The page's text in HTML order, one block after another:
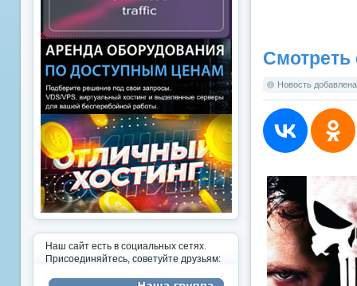
Смотреть
Новость
Наш сайт есть в социальных сетях.
Присоединяйтесь, советуйте друзьям: